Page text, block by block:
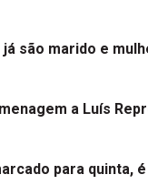
são marido e
a Luís
para quinta,